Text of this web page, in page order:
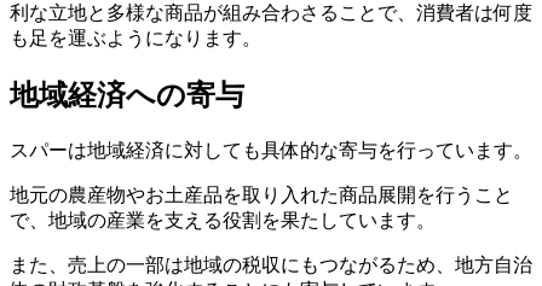
利な立地と多様な商品が組み合わさることで、消費者は何度
も足を運ぶようになります。
地域経済への寄与
スパーは地域経済に対しても具体的な寄与を行っています。
地元の農産物やお土産品を取り入れた商品展開を行うこと
で、地域の産業を支える役割を果たしています。
また、売上の一部は地域の税収にもつながるため、地方自治